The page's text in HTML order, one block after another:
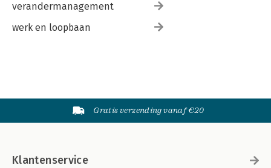
verandermanagement
werk en loopbaan
Gratis verzending vanaf €20
Klantenservice